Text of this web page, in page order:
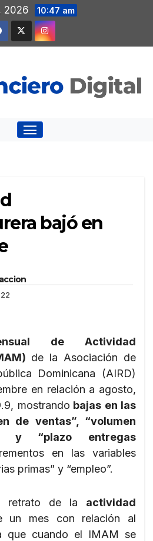
2026 10:47 am
bajó en
de Actividad
de la Asociación de
Dominicana (AIRD)
en relación a agosto,
mostrando bajas en las
de ventas”, “volumen
y “plazo entregas
en las variables
primas” y “empleo”.
retrato de la actividad
un mes con relación al
que cuando el IMAM se